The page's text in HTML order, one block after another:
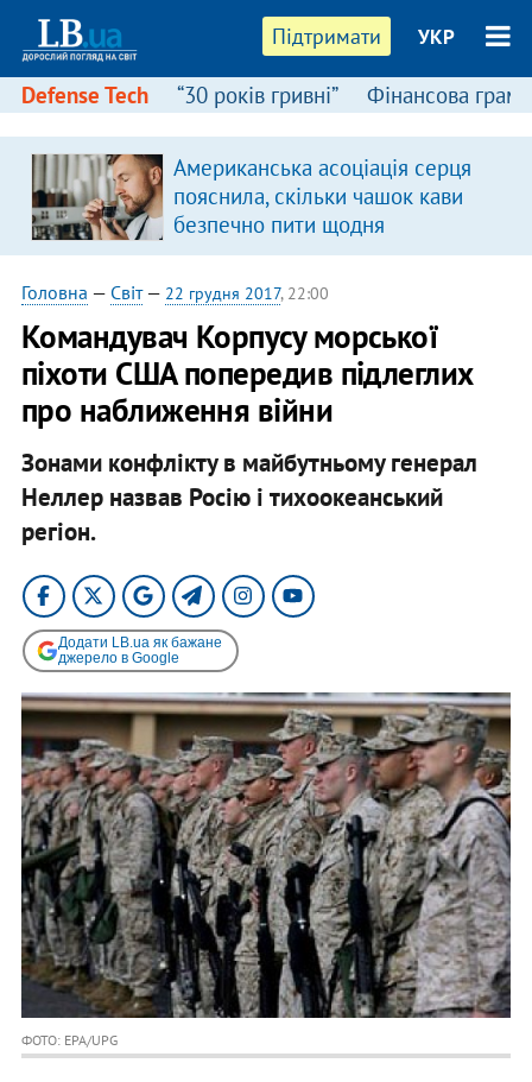
Підтримати УКР
Defense Tech “30 років гривні” Фінансова
Американська асоціація серця
пояснила, скільки чашок кави
безпечно пити щодня
Головна — Світ— 22 грудня 2017, 22:00
Командувач Корпусу морської
піхоти США попередив підлеглих
про наближення війни
Зонами конфлікту в майбутньому генерал
Неллер назвав Росію і тихоокеанський
регіон.
Додати LB.ua як бажане
джерело в Google
ФОТО: EPA/UPG